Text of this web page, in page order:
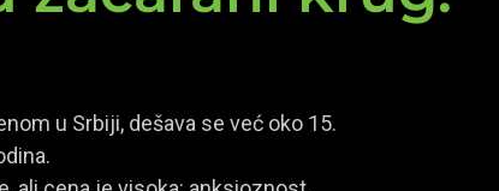
u Srbiji, dešava se već oko 15.